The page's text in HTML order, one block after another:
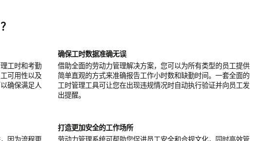
工时和考勤
可用性以及
确保满足人
确保工时数据准确无误
借助全面的劳动力管理解决方案，您可以为所有类型的员工提供
简单直观的方式来准确报告工作小时数和缺勤时间。一套全面的
工时管理工具可让您在出现违规情况时自动执行验证并向员工发
出提醒。
打造更加安全的工作场所